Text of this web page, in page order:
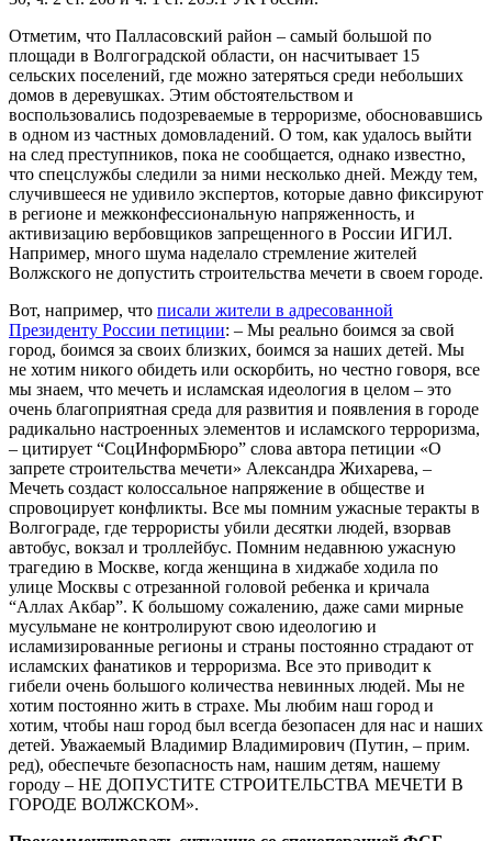
Отметим, что Палласовский район – самый большой по
площади в Волгоградской области, он насчитывает 15
сельских поселений, где можно затеряться среди небольших
домов в деревушках. Этим обстоятельством и
воспользовались подозреваемые в терроризме, обосновавшись
в одном из частных домовладений. О том, как удалось выйти
на след преступников, пока не сообщается, однако известно,
что спецслужбы следили за ними несколько дней. Между тем,
случившееся не удивило экспертов, которые давно фиксируют
в регионе и межконфессиональную напряженность, и
активизацию вербовщиков запрещенного в России ИГИЛ.
Например, много шума наделало стремление жителей
Волжского не допустить строительства мечети в своем городе.
Вот, например, что писали жители в адресованной
Президенту России петиции: – Мы реально боимся за свой
город, боимся за своих близких, боимся за наших детей. Мы
не хотим никого обидеть или оскорбить, но честно говоря, все
мы знаем, что мечеть и исламская идеология в целом – это
очень благоприятная среда для развития и появления в городе
радикально настроенных элементов и исламского терроризма,
– цитирует “СоцИнформБюро” слова автора петиции «О
запрете строительства мечети» Александра Жихарева, –
Мечеть создаст колоссальное напряжение в обществе и
спровоцирует конфликты. Все мы помним ужасные теракты в
Волгограде, где террористы убили десятки людей, взорвав
автобус, вокзал и троллейбус. Помним недавнюю ужасную
трагедию в Москве, когда женщина в хиджабе ходила по
улице Москвы с отрезанной головой ребенка и кричала
“Аллах Акбар”. К большому сожалению, даже сами мирные
мусульмане не контролируют свою идеологию и
исламизированные регионы и страны постоянно страдают от
исламских фанатиков и терроризма. Все это приводит к
гибели очень большого количества невинных людей. Мы не
хотим постоянно жить в страхе. Мы любим наш город и
хотим, чтобы наш город был всегда безопасен для нас и наших
детей. Уважаемый Владимир Владимирович (Путин, – прим.
ред), обеспечьте безопасность нам, нашим детям, нашему
городу – НЕ ДОПУСТИТЕ СТРОИТЕЛЬСТВА МЕЧЕТИ В
ГОРОДЕ ВОЛЖСКОМ».